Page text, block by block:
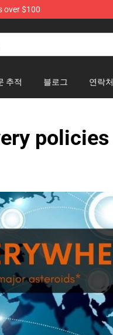
over $100
추적 블로그 연락처
policies